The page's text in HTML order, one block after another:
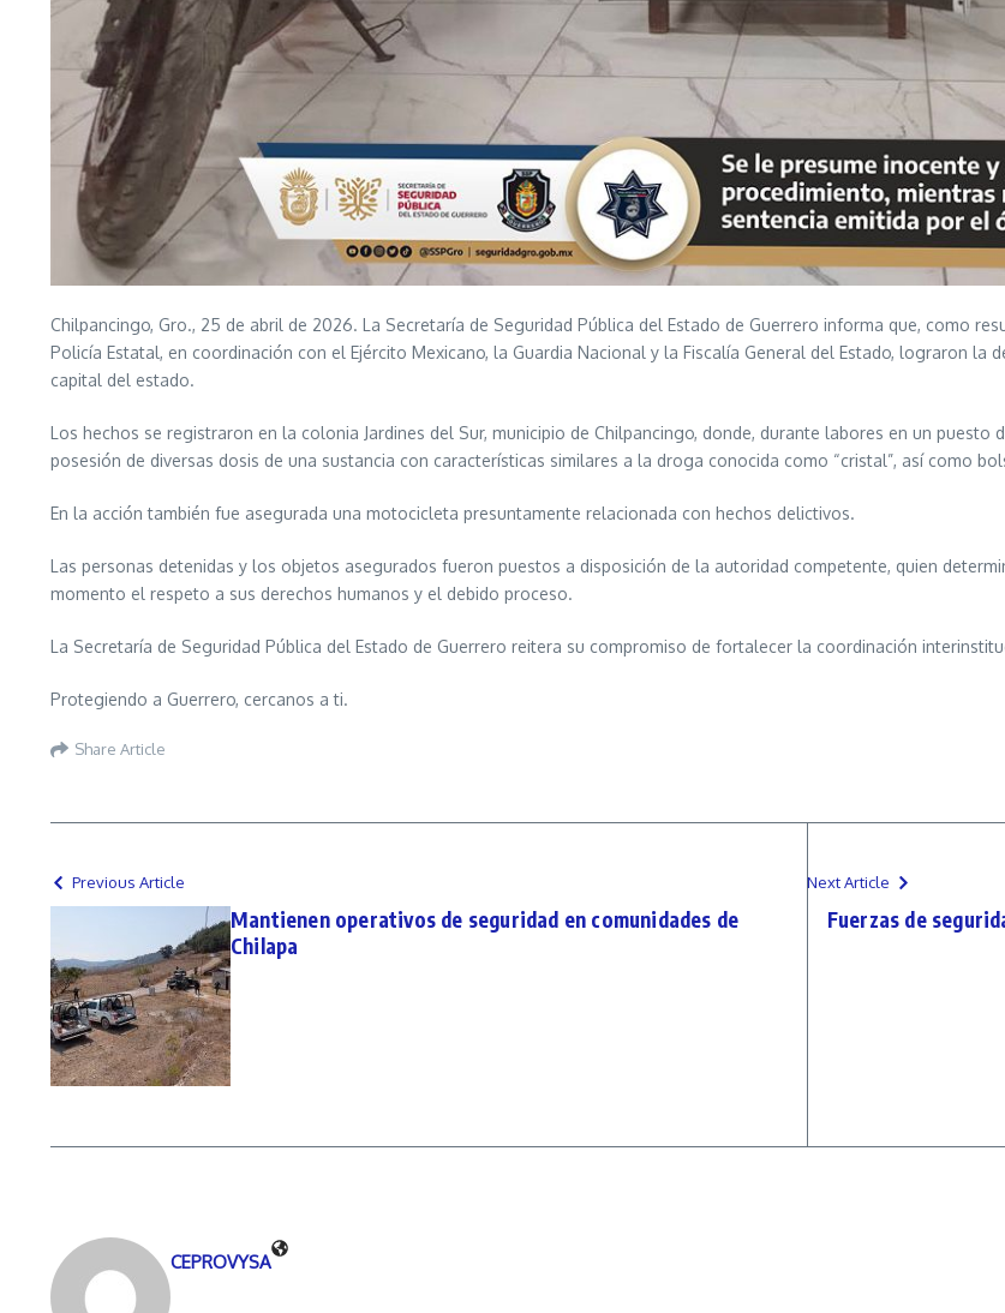
Chilpancingo, Gro., 25 de abril de 2026. La Secretaría de Seguridad Pública del Estado de Guerrero informa que, como
Policía Estatal, en coordinación con el Ejército Mexicano, la Guardia Nacional y la Fiscalía General del Estado, lograron
capital del estado.
Los hechos se registraron en la colonia Jardines del Sur, municipio de Chilpancingo, donde, durante labores en un
posesión de diversas dosis de una sustancia con características similares a la droga conocida como “cristal”, así como
En la acción también fue asegurada una motocicleta presuntamente relacionada con hechos delictivos.
Las personas detenidas y los objetos asegurados fueron puestos a disposición de la autoridad competente, quien
momento el respeto a sus derechos humanos y el debido proceso.
La Secretaría de Seguridad Pública del Estado de Guerrero reitera su compromiso de fortalecer la coordinación
Protegiendo a Guerrero, cercanos a ti.
Share Article
Previous Article
Mantienen operativos de seguridad en comunidades de
Chilapa
Next Article
Fuerzas de
CEPROVYSA